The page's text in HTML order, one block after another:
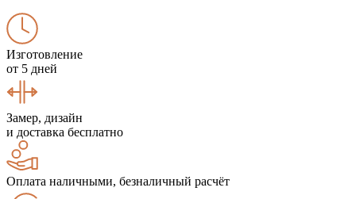
Изготовление
от 5 дней
Замер, дизайн
и доставка бесплатно
Оплата наличными, безналичный расчёт